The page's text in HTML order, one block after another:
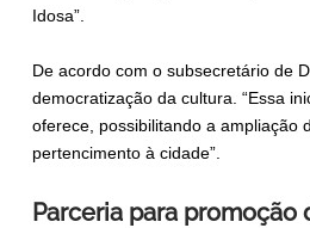
Idosa”.
De acordo com o subsecretário de
democratização da cultura. “Essa
oferece, possibilitando a ampliação
pertencimento à cidade”.
Parceria para